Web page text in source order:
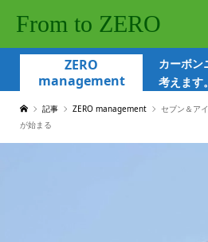
From to ZERO
ZERO
management
カーボン
考えます。
記事 ZERO management
セブン＆ア
が始まる